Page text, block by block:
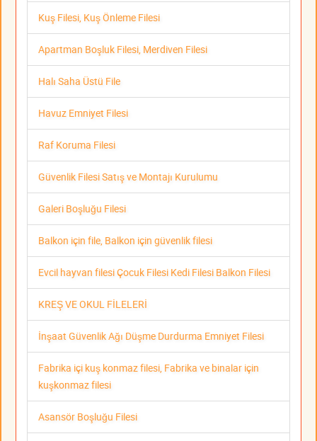
Kuş Filesi, Kuş Önleme Filesi
Apartman Boşluk Filesi, Merdiven Filesi
Halı Saha Üstü File
Havuz Emniyet Filesi
Raf Koruma Filesi
Güvenlik Filesi Satış ve Montajı Kurulumu
Galeri Boşluğu Filesi
Balkon için file, Balkon için güvenlik filesi
Evcil hayvan filesi Çocuk Filesi Kedi Filesi Balkon Filesi
KREŞ VE OKUL FİLELERİ
İnşaat Güvenlik Ağı Düşme Durdurma Emniyet Filesi
Fabrika içi kuş konmaz filesi, Fabrika ve binalar için
kuşkonmaz filesi
Asansör Boşluğu Filesi